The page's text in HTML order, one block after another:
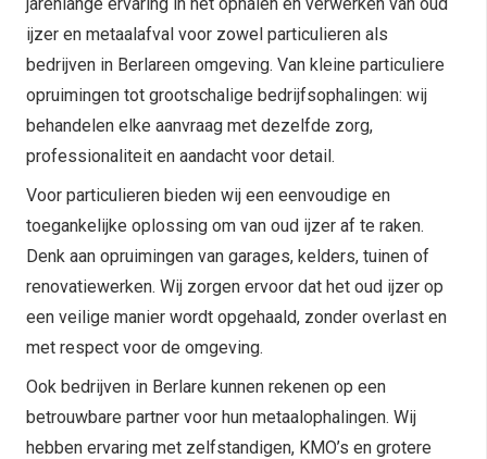
ijzer en metaalafval voor zowel particulieren als
bedrijven in Berlareen omgeving. Van kleine particuliere
opruimingen tot grootschalige bedrijfsophalingen: wij
behandelen elke aanvraag met dezelfde zorg,
professionaliteit en aandacht voor detail.
Voor particulieren bieden wij een eenvoudige en
toegankelijke oplossing om van oud ijzer af te raken.
Denk aan opruimingen van garages, kelders, tuinen of
renovatiewerken. Wij zorgen ervoor dat het oud ijzer op
een veilige manier wordt opgehaald, zonder overlast en
met respect voor de omgeving.
Ook bedrijven in Berlare kunnen rekenen op een
betrouwbare partner voor hun metaalophalingen. Wij
hebben ervaring met zelfstandigen, KMO’s en grotere